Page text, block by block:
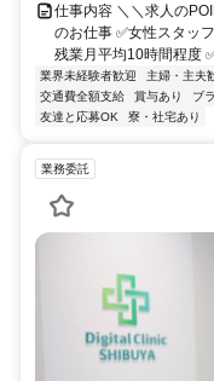
仕事内容 ＼＼求人の
のお仕事 ✅女性スタッ
残業月平均10時間程度
業界未経験者歓迎 主婦・主夫
交通費全額支給
賞与あり ブ
友達と応募OK
寮・社宅あり
業務委託